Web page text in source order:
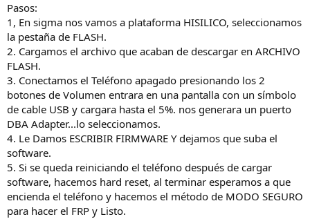
Pasos:
1, En sigma nos vamos a plataforma HISILICO, seleccionamos
la pestaña de FLASH.
2. Cargamos el archivo que acaban de descargar en ARCHIVO
FLASH.
3. Conectamos el Teléfono apagado presionando los 2
botones de Volumen entrara en una pantalla con un símbolo
de cable USB y cargara hasta el 5%. nos generara un puerto
DBA Adapter...lo seleccionamos.
4. Le Damos ESCRIBIR FIRMWARE Y dejamos que suba el
software.
5. Si se queda reiniciando el teléfono después de cargar
software, hacemos hard reset, al terminar esperamos a que
encienda el teléfono y hacemos el método de MODO SEGURO
para hacer el FRP y Listo.